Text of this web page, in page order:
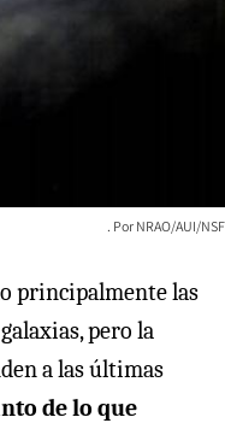
NRAO/AUI/NSF
principalmente las
pero la
a las últimas
de lo que